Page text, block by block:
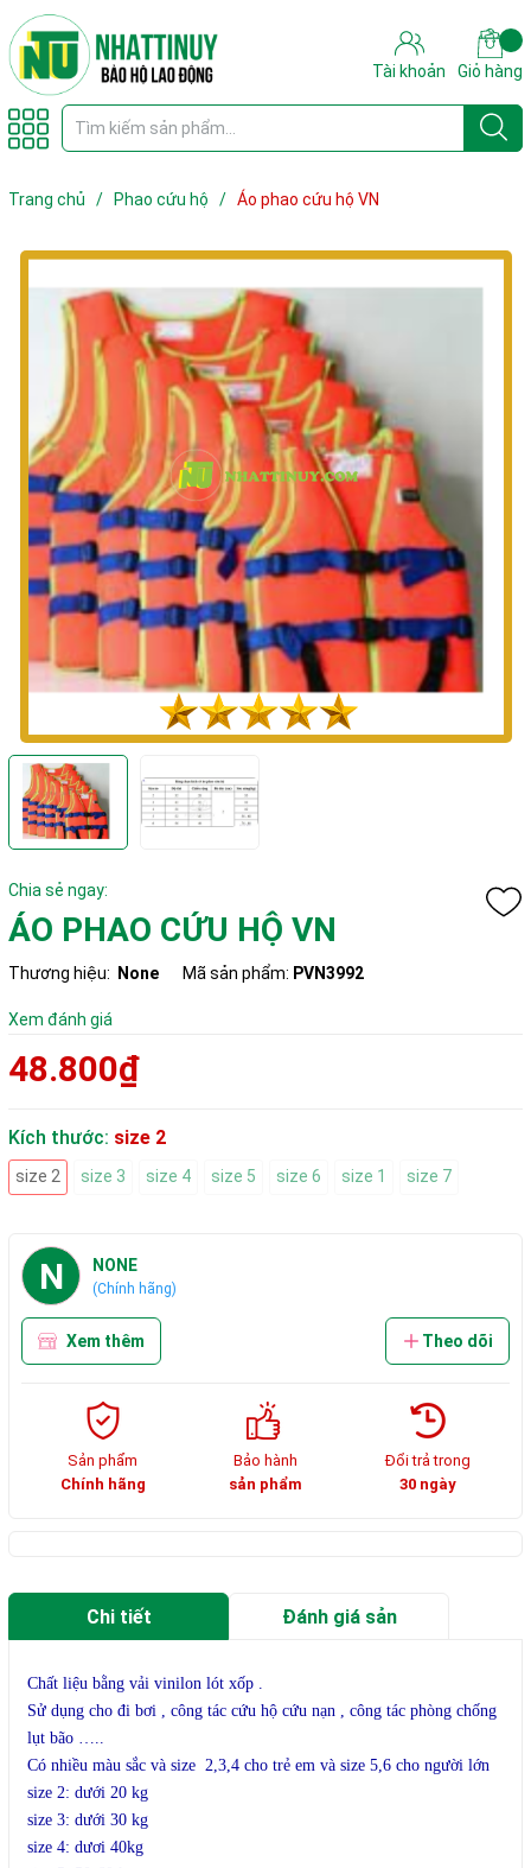
Tài khoản Giỏ hàng
Trang chủ / Phao cứu hộ / Áo phao cứu hộ VN
Chia sẻ ngay:
ÁO PHAO CỨU HỘ VN
Thương hiệu: None Mã sản phẩm: PVN3992
Xem đánh giá
48.800₫
Kích thước: size 2
size 2 size 3 size 4 size 5 size 6 size 1 size 7
N NONE
(Chính hãng)
Xem thêm Theo dõi
Sản phẩm
Chính hãng
Bảo hành
sản phẩm
Đổi trả trong
30 ngày
Chi tiết Đánh giá sản
Chất liệu bằng vải vinilon lót xốp .
Sử dụng cho đi bơi , công tác cứu hộ cứu nạn , công tác phòng chống
lụt bão …..
Có nhiều màu sắc và size 2,3,4 cho trẻ em và size 5,6 cho người lớn
size 2: dưới 20 kg
size 3: dưới 30 kg
size 4: dươi 40kg